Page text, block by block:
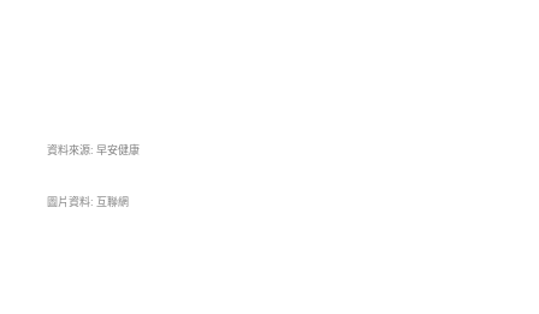
資料來源: 早安健康
圖片資料: 互聯網